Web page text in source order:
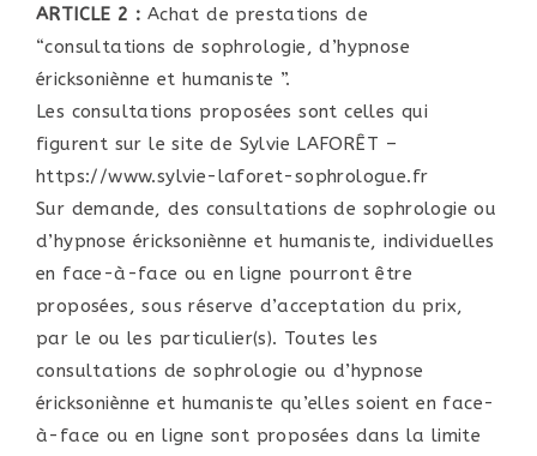
ARTICLE 2 : Achat de prestations de
“consultations de sophrologie, d’hypnose
éricksoniènne et humaniste ”.
Les consultations proposées sont celles qui
figurent sur le site de Sylvie LAFORÊT –
https://www.sylvie-laforet-sophrologue.fr
Sur demande, des consultations de sophrologie ou
d’hypnose éricksoniènne et humaniste, individuelles
en face-à-face ou en ligne pourront être
proposées, sous réserve d’acceptation du prix,
par le ou les particulier(s). Toutes les
consultations de sophrologie ou d’hypnose
éricksoniènne et humaniste qu’elles soient en face-
à-face ou en ligne sont proposées dans la limite